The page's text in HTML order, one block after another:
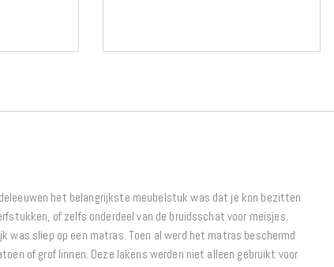
het belangrijkste meubelstuk was dat je kon bezitten
of zelfs onderdeel van de bruidsschat voor meisjes.
was sliep op een matras. Toen al werd het matras beschermd
of grof linnen. Deze lakens werden niet alleen gebruikt voor